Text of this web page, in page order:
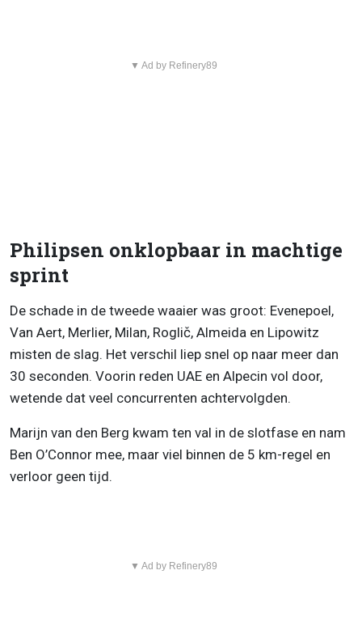
▼ Ad by Refinery89
Philipsen onklopbaar in machtige
sprint
De schade in de tweede waaier was groot: Evenepoel,
Van Aert, Merlier, Milan, Roglič, Almeida en Lipowitz
misten de slag. Het verschil liep snel op naar meer dan
30 seconden. Voorin reden UAE en Alpecin vol door,
wetende dat veel concurrenten achtervolgden.
Marijn van den Berg kwam ten val in de slotfase en nam
Ben O’Connor mee, maar viel binnen de 5 km-regel en
verloor geen tijd.
▼ Ad by Refinery89